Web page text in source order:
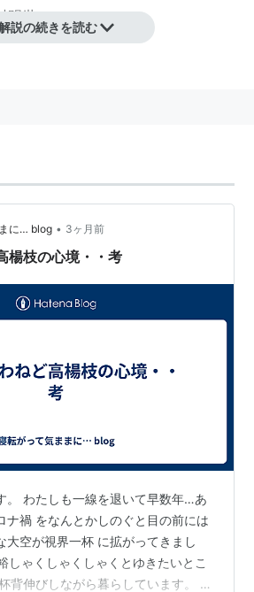
明世
説の続きを読む
に… blog • 3ヶ月前
楊枝の心境・・考
。 わたしも一線を退いて早数年…あ
ナ禍 をなんとかしのぐと目の前には
大空が視界一杯 に拡がってきまし
しゃくしゃくしゃくとゆきたいとこ
背伸びしながら暮らしています。 で